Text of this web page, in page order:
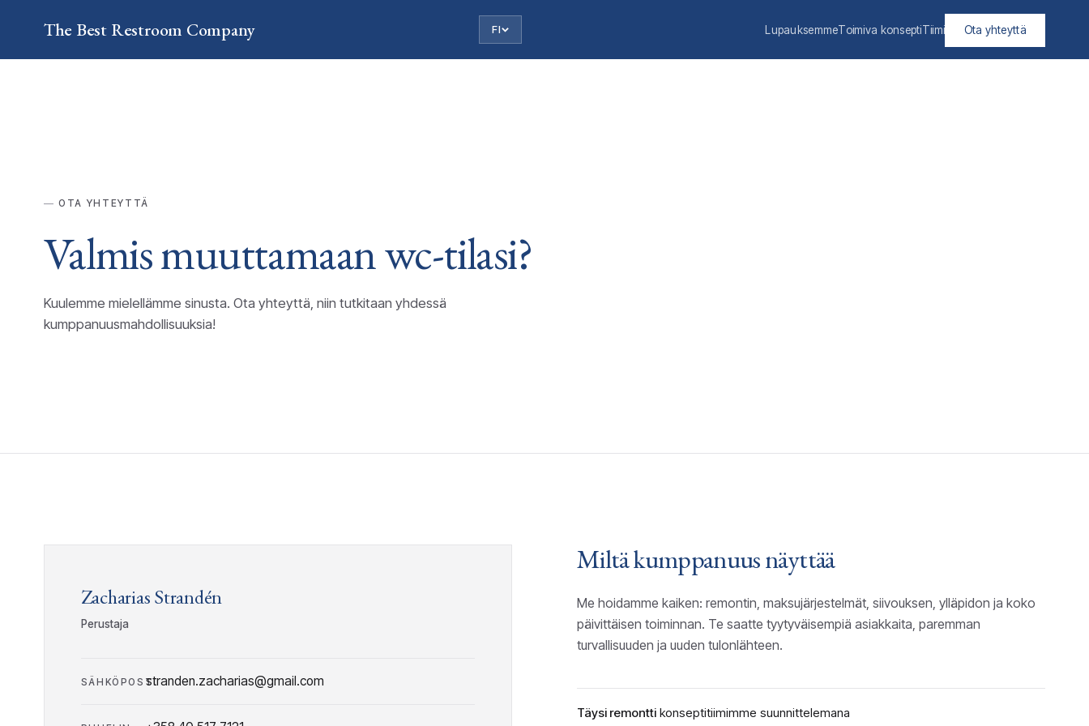
The Best Restroom Company FI LupauksemmeToimiva konseptiTiimi Ota yhteyttä
OTA YHTEYTTÄ
Valmis muuttamaanwc-tilasi?
Kuulemme mielellämme sinusta. Ota yhteyttä, niin tutkitaan yhdessä
kumppanuusmahdollisuuksia!
Zacharias Strandén
Perustaja
SÄHKÖPOSTIstranden.zacharias@gmail.com
Miltä kumppanuus näyttää
Me hoidamme kaiken: remontin, maksujärjestelmät, siivouksen, ylläpidon ja koko
päivittäisen toiminnan. Te saatte tyytyväisempiä asiakkaita, paremman
turvallisuuden ja uuden tulonlähteen.
Täysi remontti konseptitiimimme suunnittelemana